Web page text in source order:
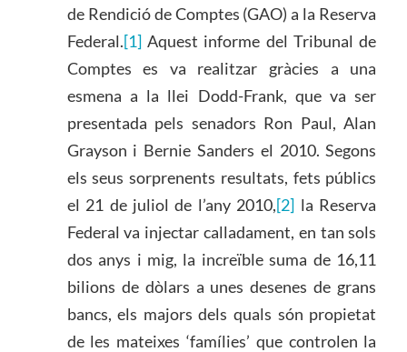
de Rendició de Comptes (GAO) a la Reserva
Federal.[1]Aquest informe del Tribunal de
Comptes es va realitzar gràcies a una
esmena a la llei Dodd-Frank, que va ser
presentada pels senadors Ron Paul, Alan
Grayson i Bernie Sanders el 2010. Segons
els seus sorprenents resultats, fets públics
el 21 de juliol de l’any 2010,[2] la Reserva
Federal va injectar calladament, en tan sols
dos anys i mig, la increïble suma de 16,11
bilions de dòlars a unes desenes de grans
bancs, els majors dels quals són propietat
de les mateixes ‘famílies’ que controlen la